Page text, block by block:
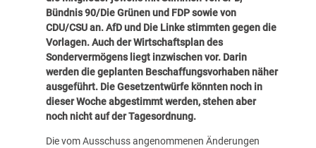
Bündnis 90/Die Grünen und FDP sowie von
CDU/CSU an. AfD und Die Linke stimmten gegen die
Vorlagen. Auch der Wirtschaftsplan des
Sondervermögens liegt inzwischen vor. Darin
werden die geplanten Beschaffungsvorhaben näher
ausgeführt. Die Gesetzentwürfe könnten noch in
dieser Woche abgestimmt werden, stehen aber
noch nicht auf der Tagesordnung.
Die vom Ausschuss angenommenen Änderungen